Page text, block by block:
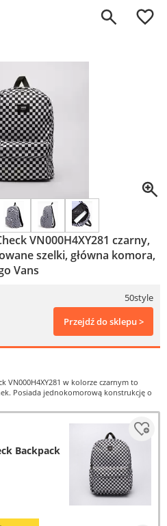
0
VN000H4XY281 czarny,
szelki, główna komora,
Vans
50style
Przejdź do sklepu >
VN000H4XY281 w kolorze czarnym to
Posiada jednokomorową konstrukcję o
Backpack